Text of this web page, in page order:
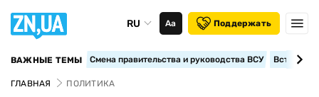
RU Аа Поддержать
ВАЖНЫЕ ТЕМЫ Смена правительства и руководства ВСУ
ГЛАВНАЯ ПОЛИТИКА